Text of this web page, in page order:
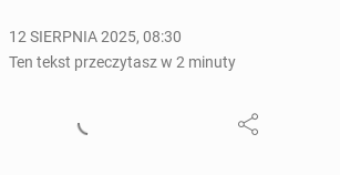
12 SIERPNIA 2025, 08:30
Ten tekst przeczytasz w 2 minuty